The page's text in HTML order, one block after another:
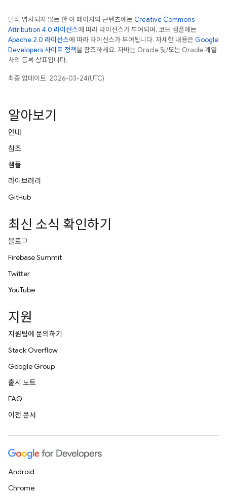
달리 명시되지 않는 한 이 페이지의 콘텐츠에는 Creative Commons
Attribution 4.0 라이선스에 따라 라이선스가 부여되며, 코드 샘플에는
Apache 2.0 라이선스에 따라 라이선스가 부여됩니다. 자세한 내용은 Google
Developers 사이트 정책을 참조하세요. 자바는 Oracle 및/또는 Oracle 계열
사의 등록 상표입니다.
최종 업데이트: 2026-03-24(UTC)
알아보기
안내
참조
샘플
라이브러리
GitHub
최신 소식 확인하기
블로그
Firebase Summit
Twitter
YouTube
지원
지원팀에 문의하기
Stack Overflow
Google Group
출시 노트
FAQ
이전 문서
Android
Chrome